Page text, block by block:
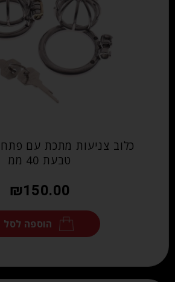
כלוב צניעות מתכת עם פתח
טבעת 40 ממ
₪150.00
הוספה לסל